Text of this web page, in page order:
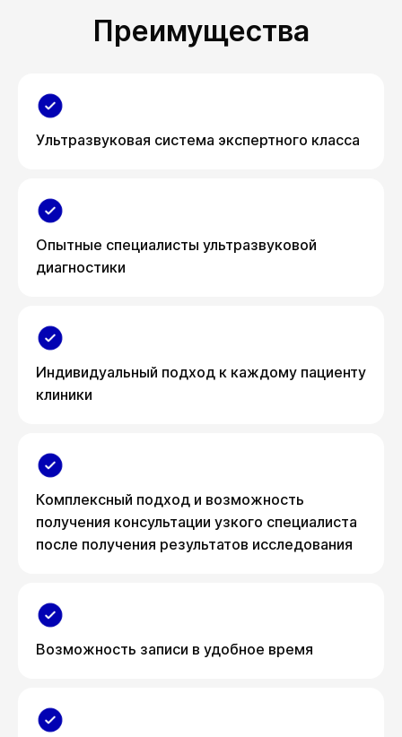
Преимущества
Ультразвуковая система экспертного класса
Опытные специалисты ультразвуковой
диагностики
Индивидуальный подход к каждому пациенту
клиники
Комплексный подход и возможность
получения консультации узкого специалиста
после получения результатов исследования
Возможность записи в удобное время